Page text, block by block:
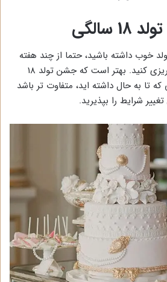
سالگی
خوب داشته باشید، حتما از چند هفته
قبل برای همه چیز برنامه ریزی کنید. بهتر است که جشن تولد 18
تا به حال داشته اید، متفاوت تر باشد
شرایط را بپذیرید.